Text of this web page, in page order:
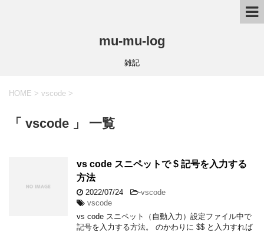
mu-mu-log
雑記
HOME > vscode >
「 vscode 」 一覧
vs code スニペットで $ 記号を入力する
方法
2022/07/24 -vscode
vscode
vs code スニペット（自動入力）設定ファイル中で
記号を 入力 する方
法。
のかわりに $$ と入力すれば